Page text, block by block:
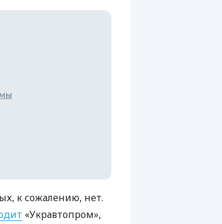
к сожалению, нет.
«Укравтопром»,